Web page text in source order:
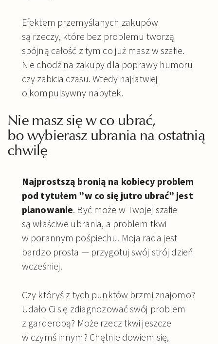
Efektem przemyślanych zakupów
są rzeczy, które bez problemu tworzą
spójną całość z tym co już masz w szafie.
Nie chodź na zakupy dla poprawy humoru
czy zabicia czasu. Wtedy najłatwiej
o kompulsywny nabytek.
Nie masz się w co ubrać,
bo wybierasz ubrania na ostatnią
chwilę
Najprostszą bronią na kobiecy problem
pod tytułem ”w co się jutro ubrać” jest
planowanie. Być może w Twojej szafie
są właściwe ubrania, a problem tkwi
w porannym pośpiechu. Moja rada jest
bardzo prosta — przygotuj swój strój dzień
wcześniej.
Czy któryś z tych punktów brzmi znajomo?
Udało Ci się zdiagnozować swój problem
z garderobą? Może rzecz tkwi jeszcze
w czymś innym? Chętnie dowiem się,